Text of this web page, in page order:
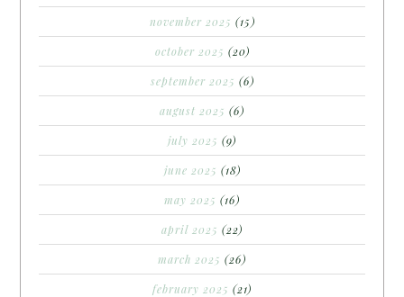
november 2025 (15)
october 2025 (20)
september 2025 (6)
august 2025 (6)
july 2025 (9)
june 2025 (18)
may 2025 (16)
april 2025 (22)
march 2025 (26)
february 2025 (21)